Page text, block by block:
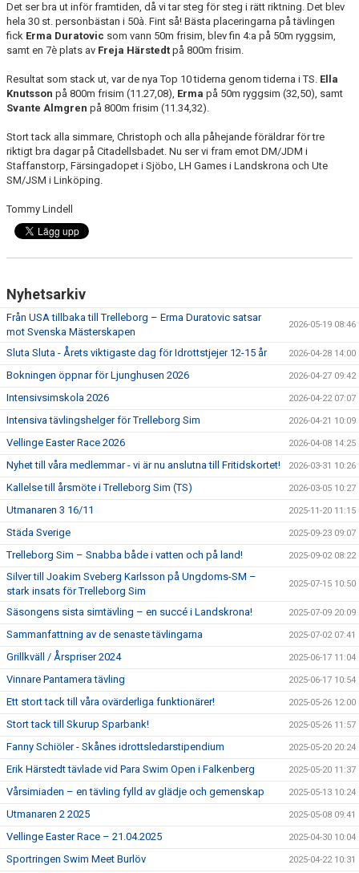
Det ser bra ut inför framtiden, då vi tar steg för steg i rätt riktning. Det blev
hela 30 st. personbästan i 50à. Fint så! Bästa placeringarna på tävlingen
fick Erma Duratovic som vann 50m frisim, blev fin 4:a på 50m ryggsim,
samt en 7è plats av Freja Härstedt på 800m frisim.
Resultat som stack ut, var de nya Top 10 tiderna genom tiderna i TS. Ella
Knutsson på 800m frisim (11.27,08), Erma på 50m ryggsim (32,50), samt
Svante Almgren på 800m frisim (11.34,32).
Stort tack alla simmare, Christoph och alla påhejande föräldrar för tre
riktigt bra dagar på Citadellsbadet. Nu ser vi fram emot DM/JDM i
Staffanstorp, Färsingadopet i Sjöbo, LH Games i Landskrona och Ute
SM/JSM i Linköping.
Tommy Lindell
Nyhetsarkiv
Från USA tillbaka till Trelleborg – Erma Duratovic satsar
mot Svenska Mästerskapen
2026-05-19 08:46
Sluta Sluta - Årets viktigaste dag för Idrottstjejer 12-15 år 2026-04-28 14:00
Bokningen öppnar för Ljunghusen 2026 2026-04-27 09:42
Intensivsimskola 2026 2026-04-22 07:07
Intensiva tävlingshelger för Trelleborg Sim 2026-04-21 10:09
Vellinge Easter Race 2026 2026-04-08 14:25
Nyhet till våra medlemmar - vi är nu anslutna till Fritidskortet! 2026-03-31 10:26
Kallelse till årsmöte i Trelleborg Sim (TS) 2026-03-05 10:27
Utmanaren 3 16/11 2025-11-20 11:15
Städa Sverige 2025-09-23 09:07
Trelleborg Sim – Snabba både i vatten och på land! 2025-09-02 08:22
Silver till Joakim Sveberg Karlsson på Ungdoms-SM –
stark insats för Trelleborg Sim
2025-07-15 10:50
Säsongens sista simtävling – en succé i Landskrona! 2025-07-09 20:09
Sammanfattning av de senaste tävlingarna 2025-07-02 07:41
Grillkväll / Årspriser 2024 2025-06-17 11:04
Vinnare Pantamera tävling 2025-06-17 10:54
Ett stort tack till våra ovärderliga funktionärer! 2025-05-26 12:00
Stort tack till Skurup Sparbank! 2025-05-26 11:57
Fanny Schiöler - Skånes idrottsledarstipendium 2025-05-20 20:24
Erik Härstedt tävlade vid Para Swim Open i Falkenberg 2025-05-20 11:37
Vårsimiaden – en tävling fylld av glädje och gemenskap 2025-05-13 10:24
Utmanaren 2 2025 2025-05-08 09:41
Vellinge Easter Race – 21.04.2025 2025-04-30 10:04
Sportringen Swim Meet Burlöv 2025-04-22 10:31